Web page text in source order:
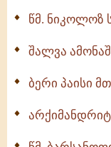
წმ. ნიკოლოზ
შალვა
ბერი პაისი